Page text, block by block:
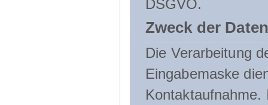
DSGVO.
Zweck der
Die Verarbeitung
Eingabemaske